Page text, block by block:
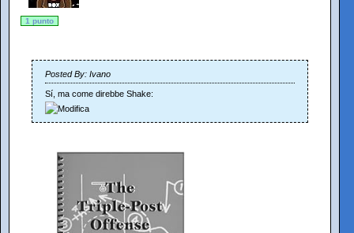
1 punto
Posted By: Ivano
Sí, ma come direbbe Shake: